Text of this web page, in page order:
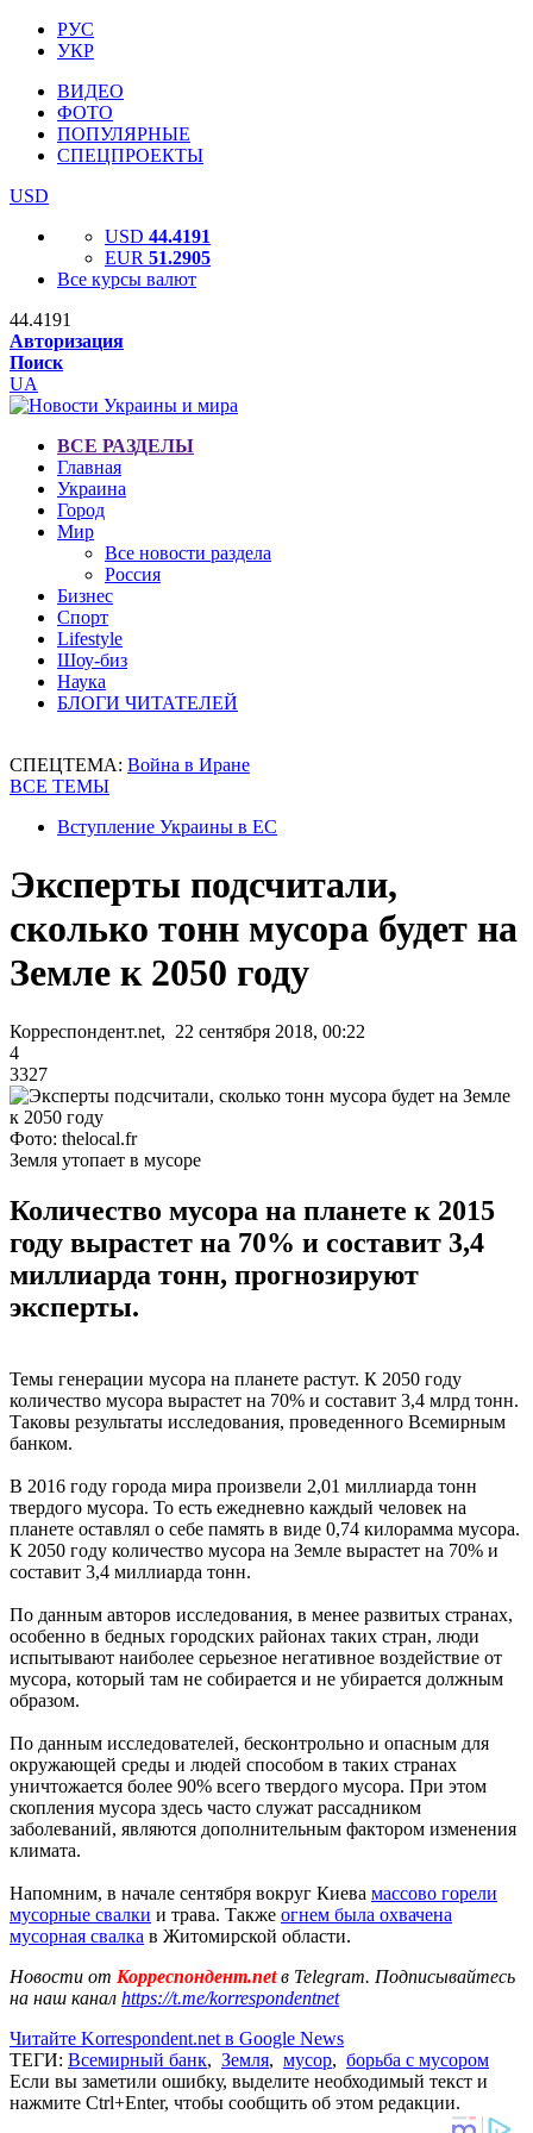
РУС
УКР
ВИДЕО
ФОТО
ПОПУЛЯРНЫЕ
СПЕЦПРОЕКТЫ
USD
USD 44.4191
EUR 51.2905
Все курсы валют
44.4191
Авторизация
Поиск
UA
ВСЕ РАЗДЕЛЫ
Главная
Украина
Город
Мир
Все новости раздела
Россия
Бизнес
Спорт
Lifestyle
Шоу-биз
Наука
БЛОГИ ЧИТАТЕЛЕЙ
СПЕЦТЕМА: Война в Иране
ВСЕ ТЕМЫ
Вступление Украины в ЕС
Эксперты подсчитали,
сколько тонн мусора будет на
Земле к 2050 году
Корреспондент.net, 22 сентября 2018, 00:22
4
3327
Фото: thelocal.fr
Земля утопает в мусоре
Количество мусора на планете к 2015
году вырастет на 70% и составит 3,4
миллиарда тонн, прогнозируют
эксперты.
Темы генерации мусора на планете растут. К 2050 году
количество мусора вырастет на 70% и составит 3,4 млрд тонн.
Таковы результаты исследования, проведенного Всемирным
банком.
В 2016 году города мира произвели 2,01 миллиарда тонн
твердого мусора. То есть ежедневно каждый человек на
планете оставлял о себе память в виде 0,74 килорамма мусора.
К 2050 году количество мусора на Земле вырастет на 70% и
составит 3,4 миллиарда тонн.
По данным авторов исследования, в менее развитых странах,
особенно в бедных городских районах таких стран, люди
испытывают наиболее серьезное негативное воздействие от
мусора, который там не собирается и не убирается должным
образом.
По данным исследователей, бесконтрольно и опасным для
окружающей среды и людей способом в таких странах
уничтожается более 90% всего твердого мусора. При этом
скопления мусора здесь часто служат рассадником
заболеваний, являются дополнительным фактором изменения
климата.
Напомним, в начале сентября вокруг Киева массово горели
мусорные свалки и трава. Также огнем была охвачена
мусорная свалка в Житомирской области.
Новости от Корреспондент.netв Telegram. Подписывайтесь
на наш канал https://t.me/korrespondentnet
Читайте Korrespondent.net в Google News
ТЕГИ: Всемирный банк, Земля, мусор, борьба с мусором
Если вы заметили ошибку, выделите необходимый текст и
нажмите Ctrl+Enter, чтобы сообщить об этом редакции.